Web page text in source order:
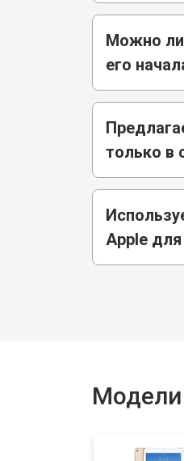
Можно ли
его
только в
Apple
Модели